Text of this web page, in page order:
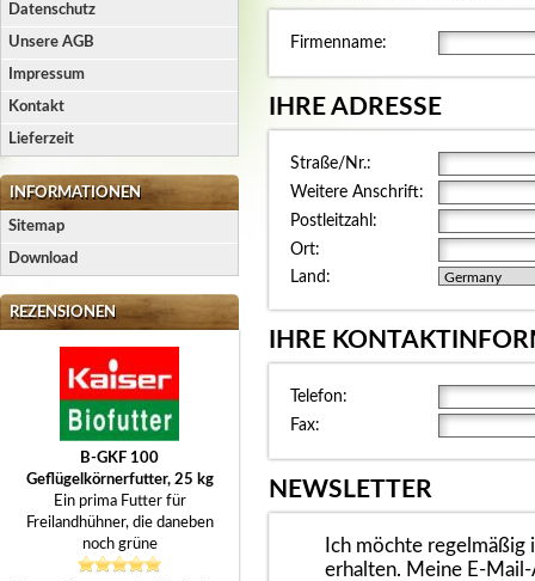
Datenschutz
Unsere AGB
Impressum
Kontakt
Lieferzeit
INFORMATIONEN
Sitemap
Download
REZENSIONEN
B-GKF 100
Geflügelkörnerfutter, 25 kg
Ein prima Futter für
Freilandhühner, die daneben
noch grüne
Firmenname:
IHRE ADRESSE
Straße/Nr.:
Weitere Anschrift:
Postleitzahl:
Ort:
Land:
IHRE
Telefon:
Fax:
NEWSLETTER
Ich möchte
erhalten. Meine E-